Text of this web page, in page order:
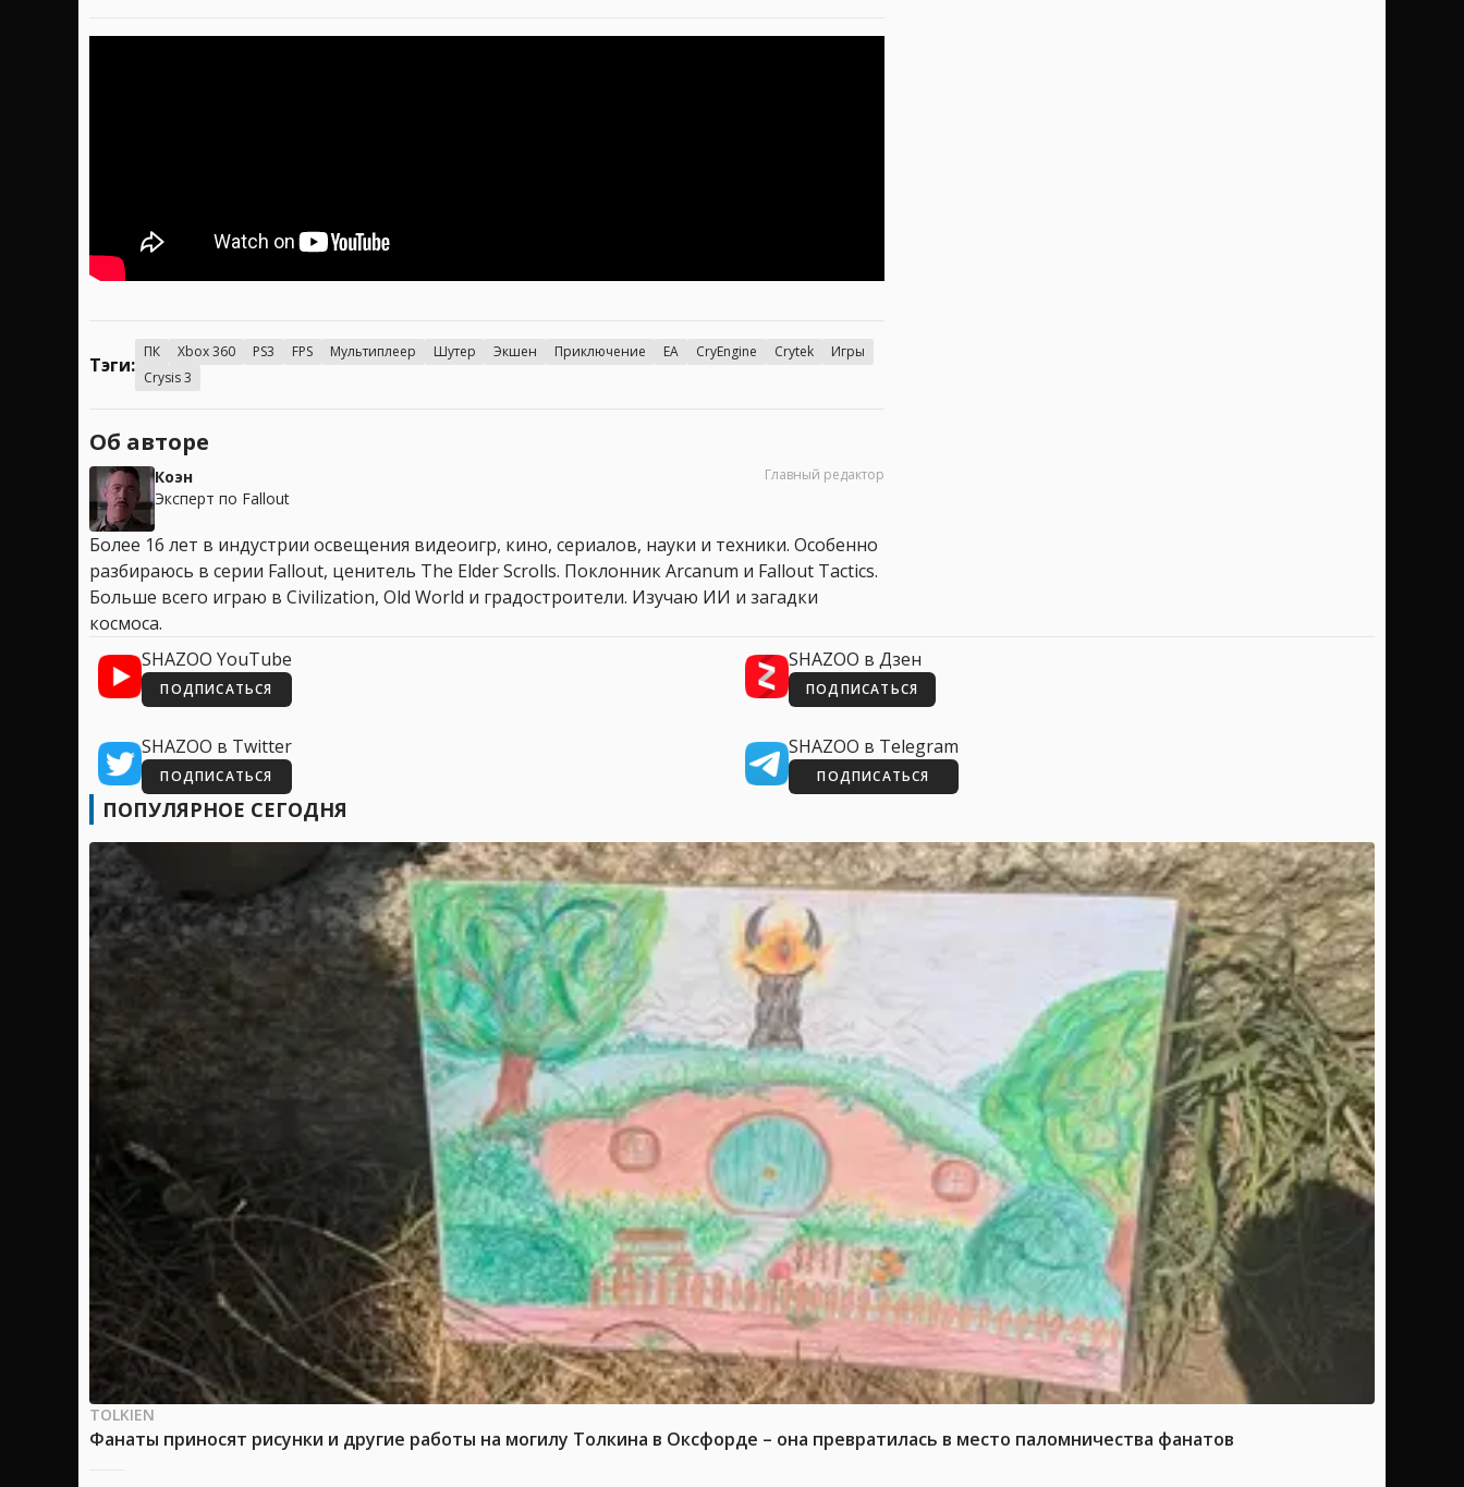
Тэги:
ПК Xbox 360 PS3 FPS Мультиплеер Шутер Экшен Приключение EA CryEngine Crytek
Игры
Crysis 3
Об авторе
Коэн
Эксперт по Fallout
Главный редактор
Более 16 лет в индустрии освещения видеоигр, кино, сериалов, науки и техники. Особенно
разбираюсь в серии Fallout, ценитель The Elder Scrolls. Поклонник Arcanum и Fallout Tactics.
Больше всего играю в Civilization, Old World и градостроители. Изучаю ИИ и загадки
космоса.
SHAZOO YouTube
ПОДПИСАТЬСЯ
SHAZOO в Дзен
ПОДПИСАТЬСЯ
SHAZOO в Twitter
ПОДПИСАТЬСЯ
SHAZOO в Telegram
ПОДПИСАТЬСЯ
ПОПУЛЯРНОЕ СЕГОДНЯ
TOLKIEN
Фанаты приносят рисунки и другие работы на могилу Толкина в Оксфорде – она превратилась в место паломничества фанатов